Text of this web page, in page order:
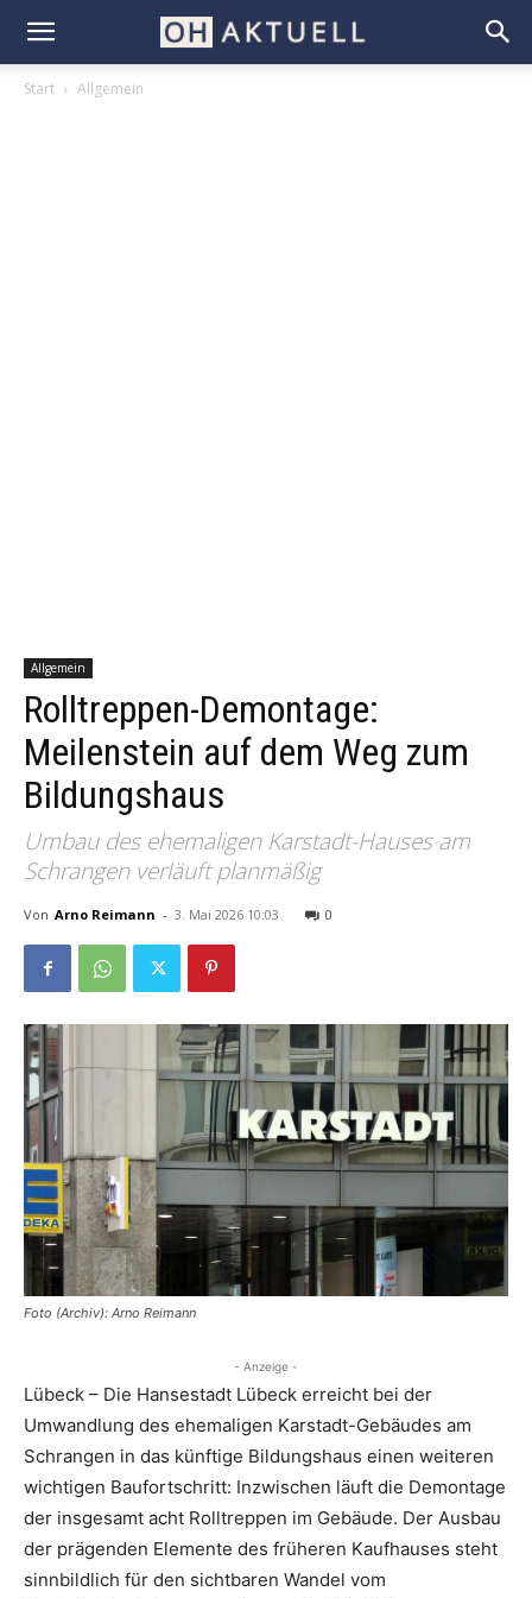
Start Allgemein
Allgemein
Rolltreppen-Demontage:
Meilenstein auf dem Weg zum
Bildungshaus
Umbau des ehemaligen Karstadt-Hauses am
Schrangen verläuft planmäßig
Von Arno Reimann - 3. Mai 2026 10:03 0
Foto (Archiv): Arno Reimann
- Anzeige -
Lübeck – Die Hansestadt Lübeck erreicht bei der
Umwandlung des ehemaligen Karstadt-Gebäudes am
Schrangen in das künftige Bildungshaus einen weiteren
wichtigen Baufortschritt: Inzwischen läuft die Demontage
der insgesamt acht Rolltreppen im Gebäude. Der Ausbau
der prägenden Elemente des früheren Kaufhauses steht
sinnbildlich für den sichtbaren Wandel vom